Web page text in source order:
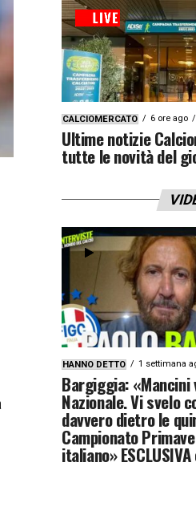
CALCIOMERCATO 6 ore ago
Ultime notizie
tutte le novità del
HANNO DETTO 1 settimana
Bargiggia: «Mancini
Nazionale. Vi svelo
davvero dietro le
Campionato
italiano» ESCLUSIVA